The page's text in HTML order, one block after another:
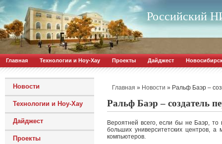
Российский
Главная Технологии и Ноу-Хау Проекты Дайджест
Новости
Технологии и Ноу-Хау
Дайджест
Проекты
Главная » Новости » Ральф Баэр –
Ральф Баэр – создатель
Вероятней всего, если бы не Баэр,
больших университетских центров,
компьютеров.